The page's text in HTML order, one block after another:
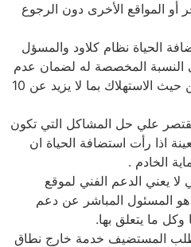
أو المواقع الأخرى دون الرجوع
الحياة نظام كلاود والمسؤل
المخصصة له لضمان عدم
التأثير علي باقى العملاء من حيث الاستهلاك بما لا يزيد عن 10
يقتصر علي حل المشاكل التي تكون
اذا رأت استضافة الحياة ان
الخادم .
لا يعني الدعم الفني لموقع
المسئول المباشر عن دعم
وكل ما يتعلق بها.
المستضيف خدمة خارج نطاق